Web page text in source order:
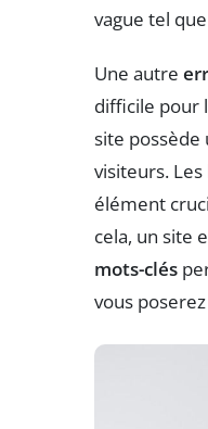
vague tel
Une autre
difficile pour
site possède
visiteurs. Les
élément
cela, un site
mots-clés
vous